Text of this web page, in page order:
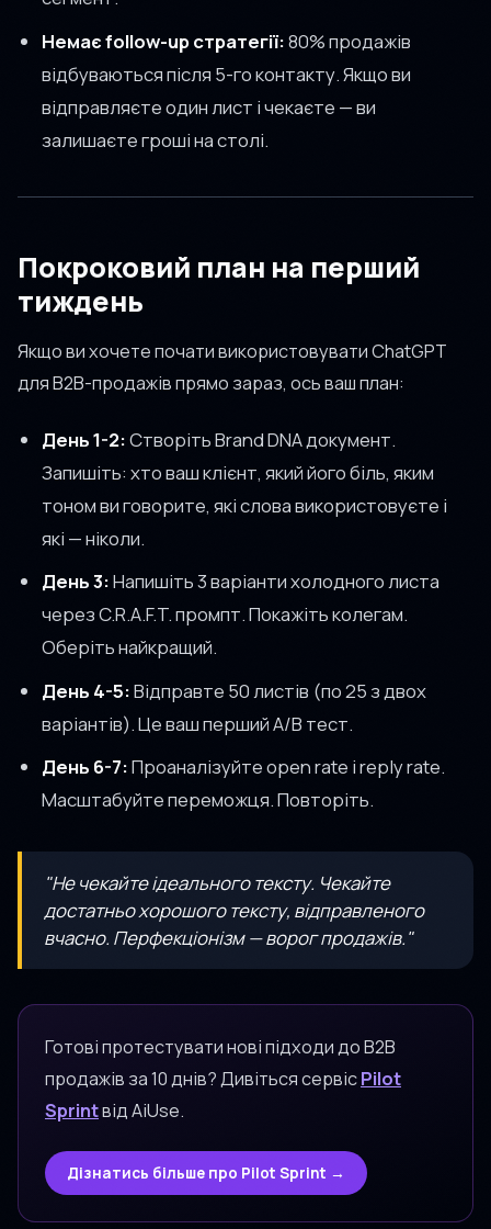
Немає follow-up стратегії:80% продажів
відбуваються після 5-го контакту. Якщо ви
відправляєте один лист і чекаєте — ви
залишаєте гроші на столі.
Покроковий план на перший
тиждень
Якщо ви хочете почати використовувати ChatGPT
для B2B-продажів прямо зараз, ось ваш план:
День 1-2:Створіть Brand DNA документ.
Запишіть: хто ваш клієнт, який його біль, яким
тоном ви говорите, які слова використовуєте і
які — ніколи.
День 3:Напишіть 3 варіанти холодного листа
через C.R.A.F.T. промпт. Покажіть колегам.
Оберіть найкращий.
День 4-5:Відправте 50 листів (по 25 з двох
варіантів). Це ваш перший A/B тест.
День 6-7:Проаналізуйте open rate і reply rate.
Масштабуйте переможця. Повторіть.
"Не чекайте ідеального тексту. Чекайте
достатньо хорошого тексту, відправленого
вчасно. Перфекціонізм — ворог продажів."
Готові протестувати нові підходи до B2B
продажів за 10 днів? Дивіться сервісPilot
Sprintвід AiUse.
Дізнатись більше про Pilot Sprint →